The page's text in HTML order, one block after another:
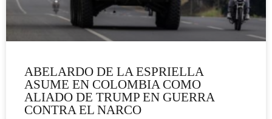
ABELARDO DE LA ESPRIELLA
ASUME EN COLOMBIA COMO
ALIADO DE TRUMP EN GUERRA
CONTRA EL NARCO